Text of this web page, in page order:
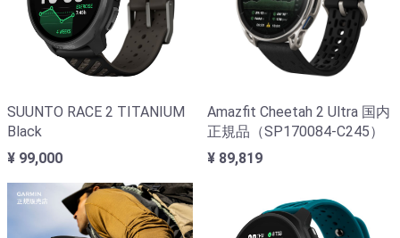
SUUNTO RACE 2 TITANIUM
Black
¥ 99,000
Amazfit Cheetah 2 Ultra 国内
正規品（SP170084-C245）
¥ 89,819